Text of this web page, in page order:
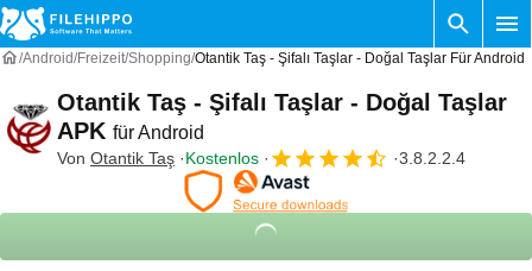
Android Freizeit Shopping Otantik Taş - Şifalı Taşlar - Doğal Taşlar Für Android
Otantik Taş - Şifalı Taşlar - Doğal Taşlar
APK für Android
Von Otantik Taş Kostenlos 3.8.2.2.4